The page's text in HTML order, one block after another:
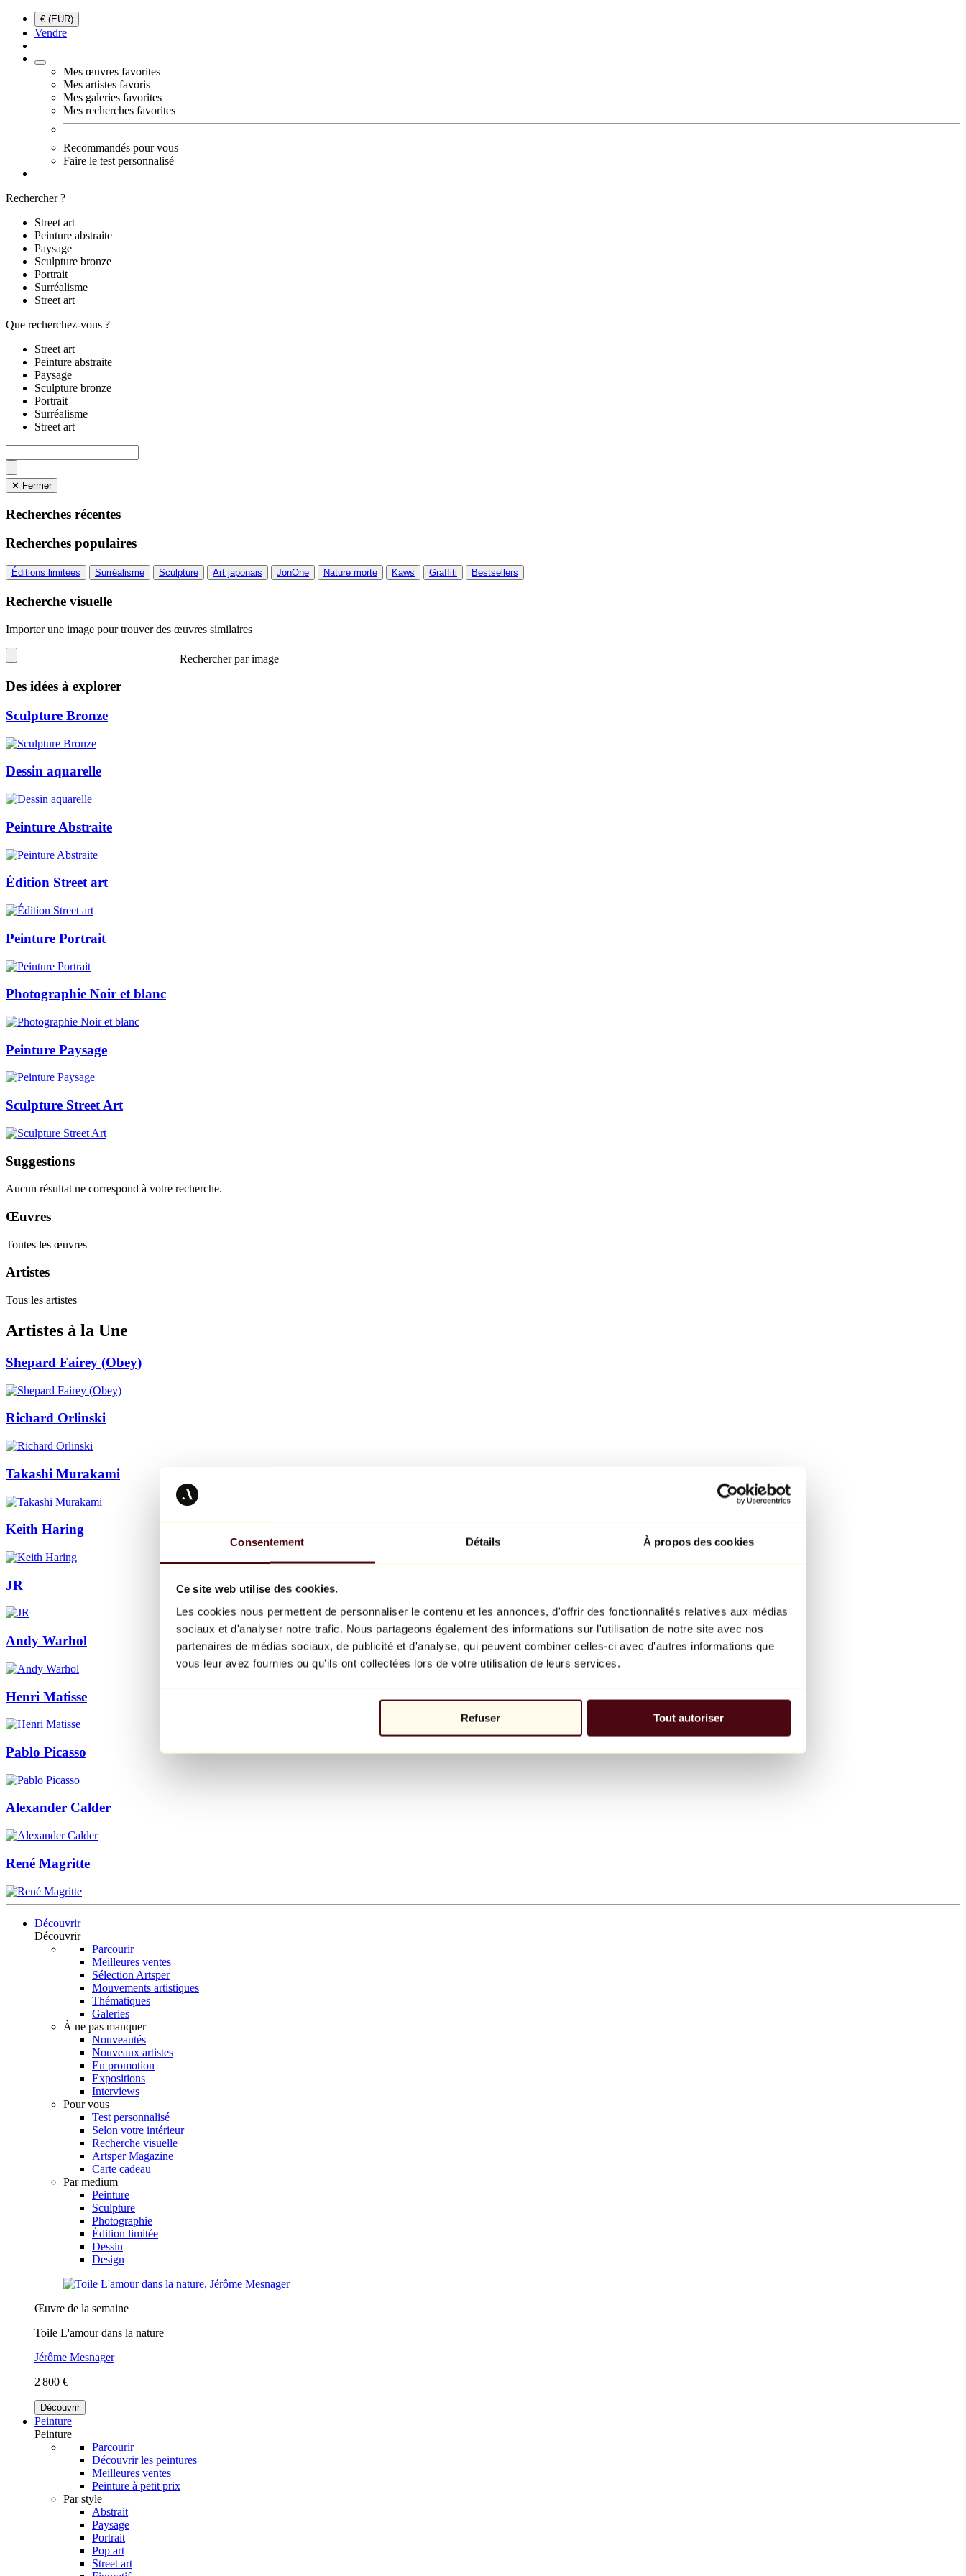
Consentement Détails À propos des cookies
Ce site web utilise des cookies.
Les cookies nous permettent de personnaliser le contenu et les annonces, d'offrir des fonctionnalités relatives aux médias
sociaux et d'analyser notre trafic. Nous partageons également des informations sur l'utilisation de notre site avec nos
partenaires de médias sociaux, de publicité et d'analyse, qui peuvent combiner celles-ci avec d'autres informations que
vous leur avez fournies ou qu'ils ont collectées lors de votre utilisation de leurs services.
Refuser Tout autoriser
€ (EUR)
Vendre
Mes œuvres favorites
Mes artistes favoris
Mes galeries favorites
Mes recherches favorites
Recommandés pour vous
Faire le test personnalisé
Rechercher ?
Street art
Peinture abstraite
Paysage
Sculpture bronze
Portrait
Surréalisme
Street art
Que recherchez-vous ?
Street art
Peinture abstraite
Paysage
Sculpture bronze
Portrait
Surréalisme
Street art
✕ Fermer
Recherches récentes
Recherches populaires
Éditions limitées Surréalisme Sculpture Art japonais JonOne Nature morte Kaws Graffiti Bestsellers
Recherche visuelle
Importer une image pour trouver des œuvres similaires
Rechercher par image
Des idées à explorer
Sculpture Bronze
Dessin aquarelle
Peinture Abstraite
Édition Street art
Peinture Portrait
Photographie Noir et blanc
Peinture Paysage
Sculpture Street Art
Suggestions
Aucun résultat ne correspond à votre recherche.
Œuvres
Toutes les œuvres
Artistes
Tous les artistes
Artistes à la Une
Shepard Fairey (Obey)
Richard Orlinski
Takashi Murakami
Keith Haring
JR
Andy Warhol
Henri Matisse
Pablo Picasso
Alexander Calder
René Magritte
Découvrir
Découvrir
Parcourir
Meilleures ventes
Sélection Artsper
Mouvements artistiques
Thématiques
Galeries
À ne pas manquer
Nouveautés
Nouveaux artistes
En promotion
Expositions
Interviews
Pour vous
Test personnalisé
Selon votre intérieur
Recherche visuelle
Artsper Magazine
Carte cadeau
Par medium
Peinture
Sculpture
Photographie
Édition limitée
Dessin
Design
Œuvre de la semaine
Toile L'amour dans la nature
Jérôme Mesnager
2 800 €
Découvrir
Peinture
Peinture
Parcourir
Découvrir les peintures
Meilleures ventes
Peinture à petit prix
Par style
Abstrait
Paysage
Portrait
Pop art
Street art